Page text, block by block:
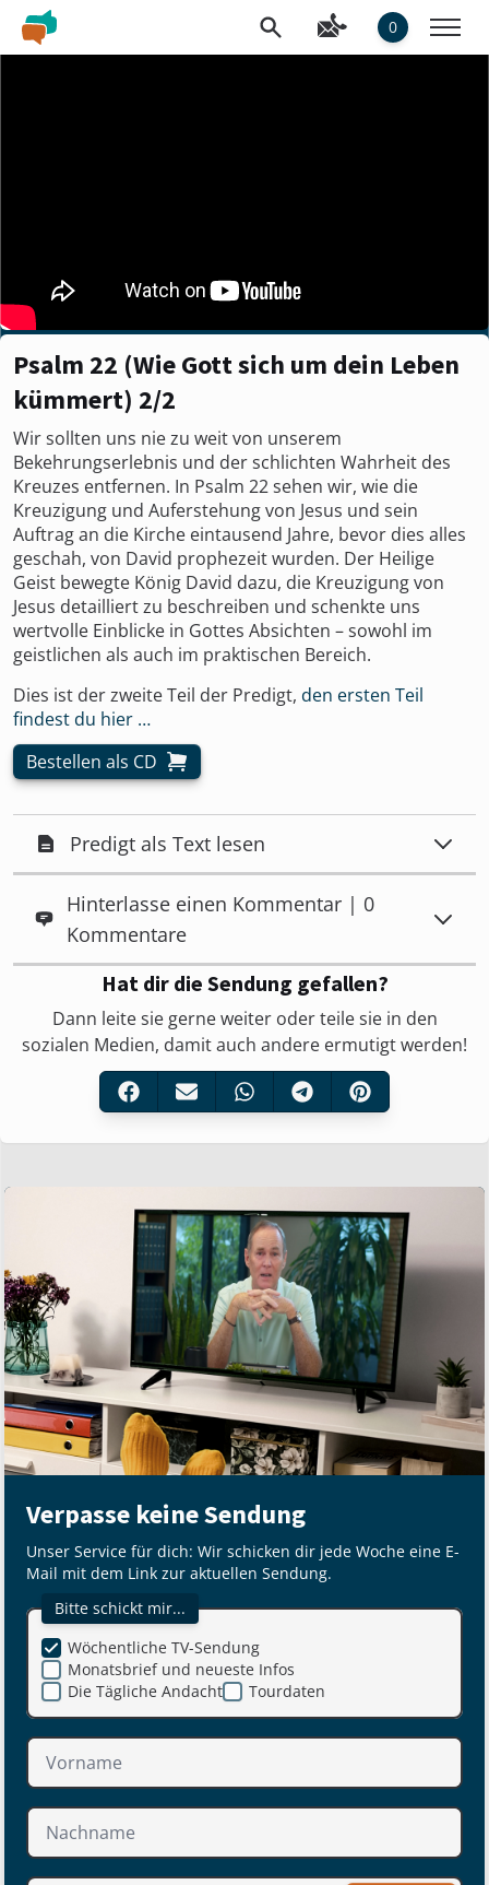
0
Psalm 22 (Wie Gott sich um dein Leben
kümmert) 2/2
Wir sollten uns nie zu weit von unserem
Bekehrungserlebnis und der schlichten Wahrheit des
Kreuzes entfernen. In Psalm 22 sehen wir, wie die
Kreuzigung und Auferstehung von Jesus und sein
Auftrag an die Kirche eintausend Jahre, bevor dies alles
geschah, von David prophezeit wurden. Der Heilige
Geist bewegte König David dazu, die Kreuzigung von
Jesus detailliert zu beschreiben und schenkte uns
wertvolle Einblicke in Gottes Absichten – sowohl im
geistlichen als auch im praktischen Bereich.
Dies ist der zweite Teil der Predigt, den ersten Teil
findest du hier …
Bestellen als CD
Predigt als Text lesen
Hinterlasse einen Kommentar | 0
Kommentare
Hat dir die Sendung gefallen?
Dann leite sie gerne weiter oder teile sie in den
sozialen Medien, damit auch andere ermutigt werden!
Verpasse keine Sendung
Unser Service für dich: Wir schicken dir jede Woche eine E-
Mail mit dem Link zur aktuellen Sendung.
Bitte schickt mir...
Monatsbrief und neueste Infos
Die Tägliche Andacht
Wöchentliche TV-Sendung
Tourdaten